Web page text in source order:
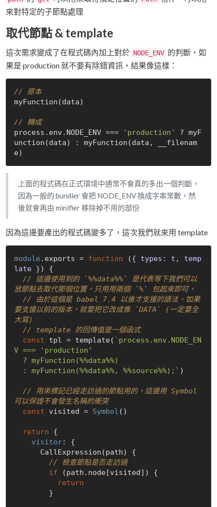
來對特定的子節點處理
取代節點 & template
這次需求變成了在程式碼內加上對於 NODE_ENV 的判斷，如
果是 production 就不要有除錯資訊，結果像這樣：
// 原本
myFunction(data)
// 轉成
process.env.NODE_ENV ===
'production'
? myF
unction(data) : myFunction(data, __filenam
上面的程式碼在正式環境中通常不會真的多出一個判斷，
因為一般的 bundler 會把 NODE_ENV 換成字串常數，然
後就會再由 minifier 移除掉不用的部份
因為這邊要產出的程式碼變多了，這次我們就來用 template
module .exports = function ({ types: t, temp
late }) {
// 這邊使用到的 `%%data%%` 是代表等下我們可以
放節點去取代那個位置，只用用兩個 `%` 包起來即可，
// 由於這個是 babel 7.4 以後才支援的語法，如果
要支援以前的版本，就要把它改成像 `DATA` (一定要全
大寫)
// template 的回傳值是一個函式
const tpl = template( `process.env.NODE_EN
V === 'production'
  : myFunction(%%data%%, %%source%%);`
)
// 用來標記已經走訪過的節點用的，這邊用 Symbol
可以保證不會發生名稱的衝突
const visited = Symbol ()
return {
visitor: {
// 檢查節點是否走訪過
if (path.node[visited]) {
return